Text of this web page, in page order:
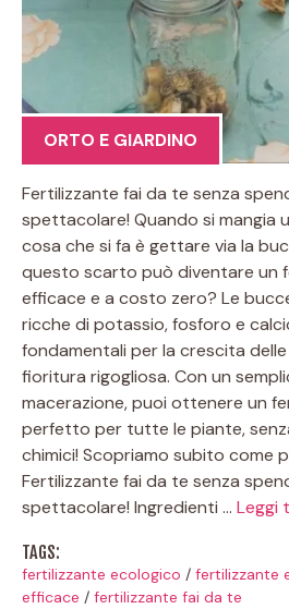
ORTO E GIARDINO
Fertilizzante fai da te senza
spettacolare! Quando si mangia
cosa che si fa è gettare via la
questo scarto può diventare un
efficace e a costo zero? Le
ricche di potassio, fosforo e
fondamentali per la crescita
fioritura rigogliosa. Con un
macerazione, puoi ottenere un
perfetto per tutte le piante,
chimici! Scopriamo subito come
Fertilizzante fai da te senza
spettacolare! Ingredienti … Leggi
TAGS:
fertilizzante ecologico / fertilizzante
efficace / fertilizzante fai da te